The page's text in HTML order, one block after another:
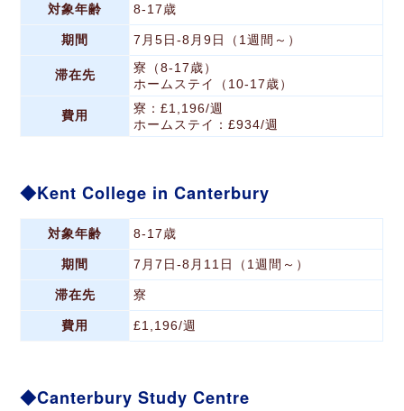
対象年齢 8-17歳
期間 7月5日-8月9日（1週間～）
滞在先
寮（8-17歳）
ホームステイ（10-17歳）
費用
寮：£1,196/週
ホームステイ：£934/週
Kent College in Canterbury
対象年齢 8-17歳
期間 7月7日-8月11日（1週間～）
滞在先 寮
費用 £1,196/週
Canterbury Study Centre